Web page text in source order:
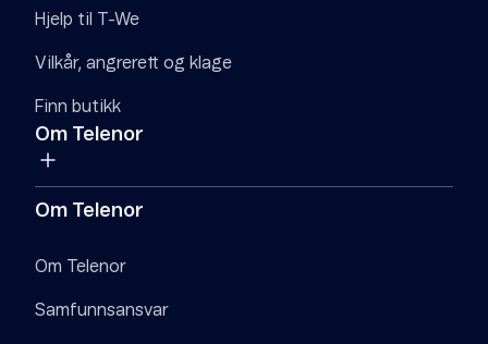
Hjelp til T-We
Vilkår, angrerett og klage
Finn butikk
Om Telenor
Om Telenor
Om Telenor
Samfunnsansvar